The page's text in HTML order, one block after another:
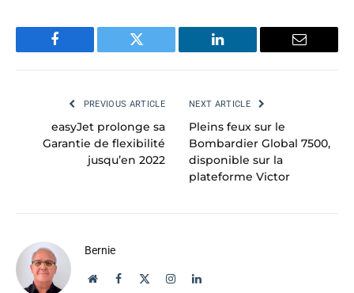
Facebook Twitter LinkedIn Email
PREVIOUS ARTICLE
easyJet prolonge sa
Garantie de flexibilité
jusqu’en 2022
NEXT ARTICLE
Pleins feux sur le
Bombardier Global 7500,
disponible sur la
plateforme Victor
Bernie
WebsiteFacebook InstagramLinkedIn